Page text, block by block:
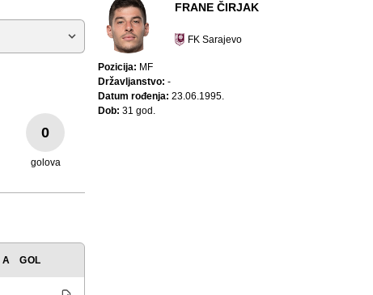
0
golova
A GOL
FRANE ČIRJAK
FK Sarajevo
Pozicija: MF
Državljanstvo: -
Datum rođenja: 23.06.1995.
Dob: 31 god.